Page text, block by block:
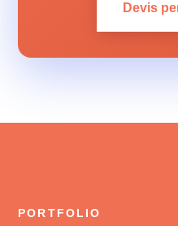
Devis
PORTFOLIO